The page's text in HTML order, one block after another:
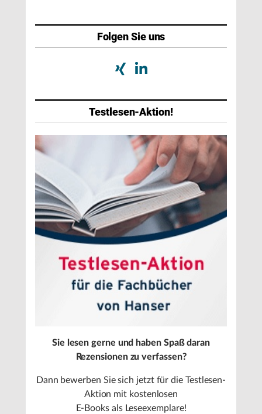
Folgen Sie uns
Testlesen-Aktion!
Sie lesen gerne und haben Spaß daran
Rezensionen zu verfassen?
Dann bewerben Sie sich jetzt für die Testlesen-
Aktion mit kostenlosen
E-Books als Leseexemplare!